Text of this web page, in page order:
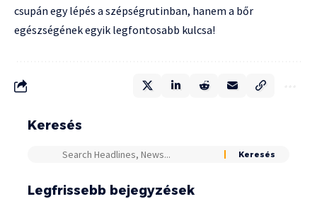
csupán egy lépés a szépségrutinban, hanem a bőr
egészségének egyik legfontosabb kulcsa!
Keresés
Legfrissebb bejegyzések